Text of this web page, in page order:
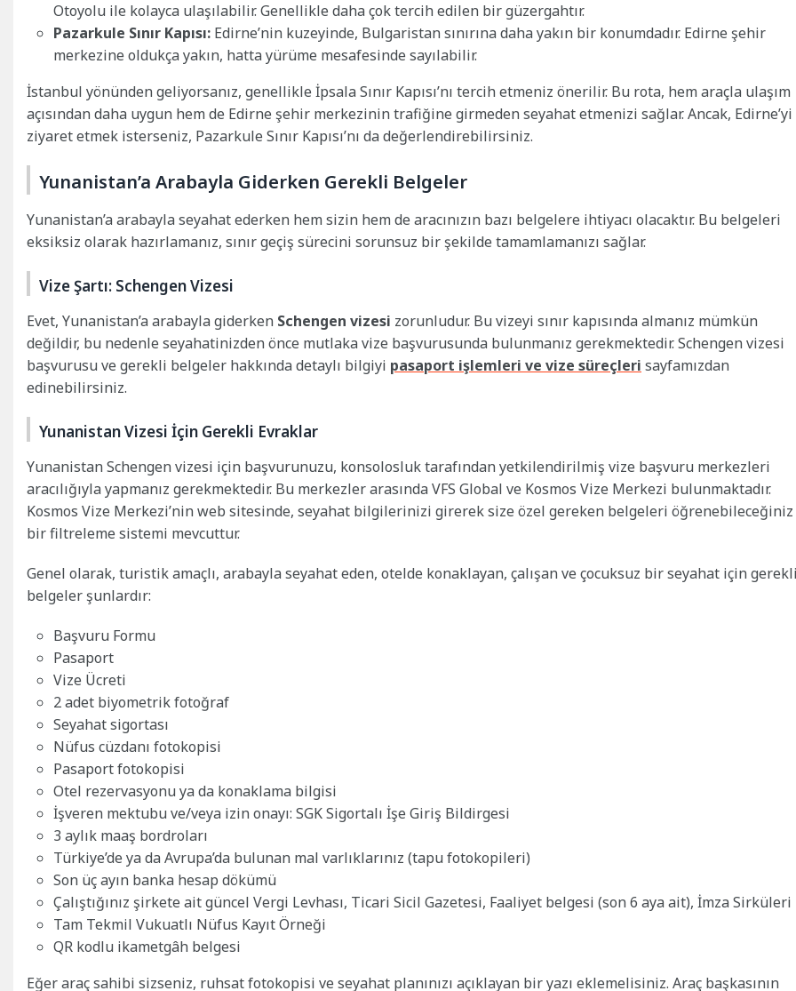
Otoyolu ile kolayca ulaşılabilir. Genellikle daha çok tercih edilen bir güzergahtır.
Pazarkule Sınır Kapısı: Edirne’nin kuzeyinde, Bulgaristan sınırına daha yakın bir konumdadır. Edirne şehir
merkezine oldukça yakın, hatta yürüme mesafesinde sayılabilir.
İstanbul yönünden geliyorsanız, genellikle İpsala Sınır Kapısı’nı tercih etmeniz önerilir. Bu rota, hem araçla ulaşım
açısından daha uygun hem de Edirne şehir merkezinin trafiğine girmeden seyahat etmenizi sağlar. Ancak, Edirne’yi
ziyaret etmek isterseniz, Pazarkule Sınır Kapısı’nı da değerlendirebilirsiniz.
Yunanistan’a Arabayla Giderken Gerekli Belgeler
Yunanistan’a arabayla seyahat ederken hem sizin hem de aracınızın bazı belgelere ihtiyacı olacaktır. Bu belgeleri
eksiksiz olarak hazırlamanız, sınır geçiş sürecini sorunsuz bir şekilde tamamlamanızı sağlar.
Vize Şartı: Schengen Vizesi
Evet, Yunanistan’a arabayla giderken Schengen vizesi zorunludur. Bu vizeyi sınır kapısında almanız mümkün
değildir, bu nedenle seyahatinizden önce mutlaka vize başvurusunda bulunmanız gerekmektedir. Schengen vizesi
başvurusu ve gerekli belgeler hakkında detaylı bilgiyi pasaport işlemleri ve vize süreçleri sayfamızdan
edinebilirsiniz.
Yunanistan Vizesi İçin Gerekli Evraklar
Yunanistan Schengen vizesi için başvurunuzu, konsolosluk tarafından yetkilendirilmiş vize başvuru merkezleri
aracılığıyla yapmanız gerekmektedir. Bu merkezler arasında VFS Global ve Kosmos Vize Merkezi bulunmaktadır.
Kosmos Vize Merkezi’nin web sitesinde, seyahat bilgilerinizi girerek size özel gereken belgeleri öğrenebileceğiniz
bir filtreleme sistemi mevcuttur.
Genel olarak, turistik amaçlı, arabayla seyahat eden, otelde konaklayan, çalışan ve çocuksuz bir seyahat için
belgeler şunlardır:
Başvuru Formu
Pasaport
Vize Ücreti
2 adet biyometrik fotoğraf
Seyahat sigortası
Nüfus cüzdanı fotokopisi
Pasaport fotokopisi
Otel rezervasyonu ya da konaklama bilgisi
İşveren mektubu ve/veya izin onayı: SGK Sigortalı İşe Giriş Bildirgesi
3 aylık maaş bordroları
Türkiye’de ya da Avrupa’da bulunan mal varlıklarınız (tapu fotokopileri)
Son üç ayın banka hesap dökümü
Çalıştığınız şirkete ait güncel Vergi Levhası, Ticari Sicil Gazetesi, Faaliyet belgesi (son 6 aya ait), İmza Sirküleri
Tam Tekmil Vukuatlı Nüfus Kayıt Örneği
QR kodlu ikametgâh belgesi
Eğer araç sahibi sizseniz, ruhsat fotokopisi ve seyahat planınızı açıklayan bir yazı eklemelisiniz. Araç başkasının